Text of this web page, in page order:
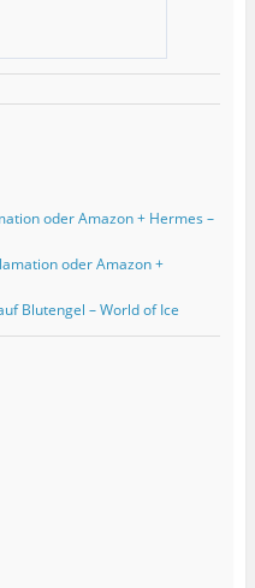
oder Amazon + Hermes –
oder Amazon +
Blutengel – World of Ice